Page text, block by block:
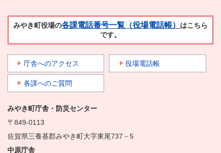
みやき町役場の各課電話番号一覧（役場電話帳） はこちら
です。
庁舎へのアクセス 役場電話帳
各課へのご質問
みやき町庁舎・防災センター
〒849-0113
佐賀県三養基郡みやき町大字東尾737－5
中原庁舎